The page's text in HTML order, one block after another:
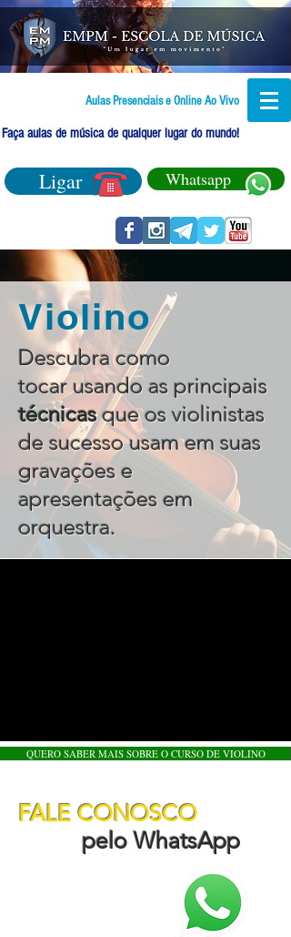
Aulas Presenciais e Online Ao Vivo
Faça aulas de música de qualquer lugar do mundo!
Ligar Whatsapp
Violino
Descubra como
tocar usando as principais
técnicasque os violinistas
de sucesso usam em suas
gravações e
apresentações em
orquestra.
QUERO SABER MAIS SOBRE O CURSO DE VIOLINO
FALE CONOSCO
pelo WhatsApp